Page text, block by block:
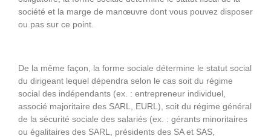
société et la marge de manœuvre dont vous pouvez disposer
ou pas sur ce point.
De la même façon, la forme sociale détermine le statut social
du dirigeant lequel dépendra selon le cas soit du régime
social des indépendants (ex. : entrepreneur individuel,
associé majoritaire des SARL, EURL), soit du régime général
de la sécurité sociale des salariés (ex. : gérants minoritaires
ou égalitaires des SARL, présidents des SA et SAS,